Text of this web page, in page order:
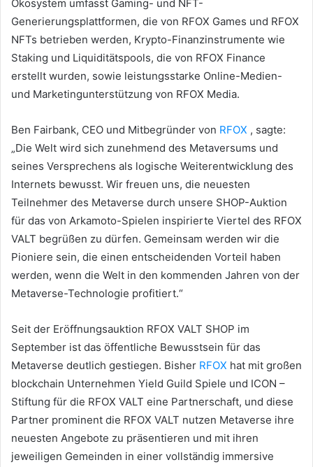
Ökosystem umfasst Gaming- und NFT-
Generierungsplattformen, die von RFOX Games und RFOX
NFTs betrieben werden, Krypto-Finanzinstrumente wie
Staking und Liquiditätspools, die von RFOX Finance
erstellt wurden, sowie leistungsstarke Online-Medien-
und Marketingunterstützung von RFOX Media.
Ben Fairbank, CEO und Mitbegründer von RFOX , sagte:
„Die Welt wird sich zunehmend des Metaversums und
seines Versprechens als logische Weiterentwicklung des
Internets bewusst. Wir freuen uns, die neuesten
Teilnehmer des Metaverse durch unsere SHOP-Auktion
für das von Arkamoto-Spielen inspirierte Viertel des RFOX
VALT begrüßen zu dürfen. Gemeinsam werden wir die
Pioniere sein, die einen entscheidenden Vorteil haben
werden, wenn die Welt in den kommenden Jahren von der
Metaverse-Technologie profitiert.“
Seit der Eröffnungsauktion RFOX VALT SHOP im
September ist das öffentliche Bewusstsein für das
Metaverse deutlich gestiegen. Bisher RFOX hat mit großen
blockchain Unternehmen Yield Guild Spiele und ICON –
Stiftung für die RFOX VALT eine Partnerschaft, und diese
Partner prominent die RFOX VALT nutzen Metaverse ihre
neuesten Angebote zu präsentieren und mit ihren
jeweiligen Gemeinden in einer vollständig immersive